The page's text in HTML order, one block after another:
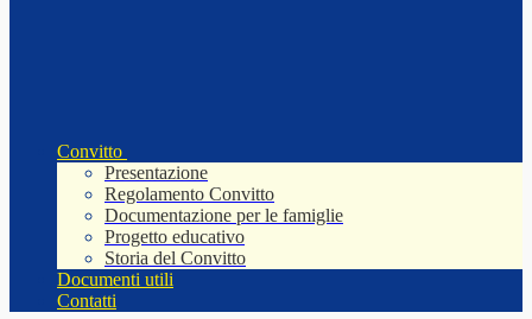
Convitto
Presentazione
Regolamento Convitto
Documentazione per le famiglie
Progetto educativo
Storia del Convitto
Documenti utili
Contatti